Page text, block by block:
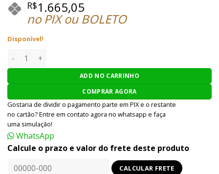
R$1.665,05
no PIX ou BOLETO
Disponível!
RIFLE AIRSOFT ARES AEG M4 AMOEBA AM-007 6MM - TAN
ADD NO CARRINHO
COMPRAR AGORA
Gostaria de dividir o pagamento parte em PIX e o restante
no cartão? Entre em contato agora no whatsapp e faça
uma simulação!
WhatsApp
Calcule o prazo e valor do frete deste produto